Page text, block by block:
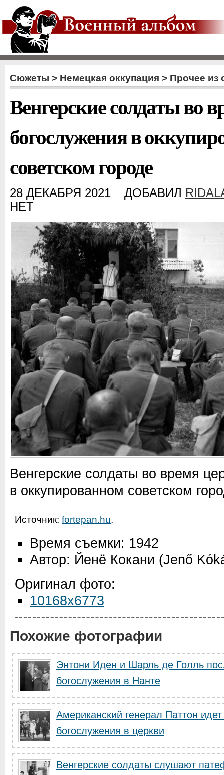
Сюжеты > Немецкая оккупация > Прочее из
Венгерские солдаты во
богослужения в
советском городе
28 ДЕКАБРЯ 2021 ДОБАВИЛ
НЕТ
Венгерские солдаты во время
в оккупированном советском
Источник: fortepan.hu.
Время съемки: 1942
Автор: Йенё Кокани (Jenő
Оригинал фото:
10168x6773
Похожие фотографии
Энтони Иден и Шарль де Голль
богослужения в Нанте
Американский генерал Паттон
богослужения в церкви
Венгерские солдаты слушают